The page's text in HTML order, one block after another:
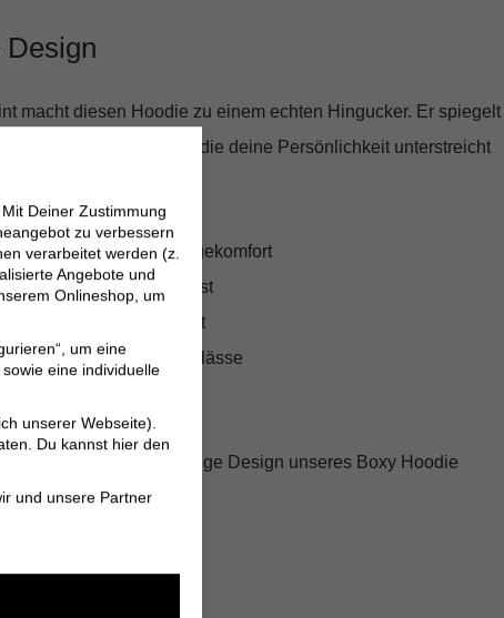
Design
macht diesen Hoodie zu einem echten Hingucker. Er spiegelt
Ästhetik wider, die deine Persönlichkeit unterstreicht
hervorhebt.
für höchsten Tragekomfort
sich jeder Figur anpasst
einzigartigem Fotoprint
für verschiedene Anlässe
und das einzigartige Design unseres Boxy Hoodie
individuellen Stil!
Deiner Zustimmung
zu verbessern
verarbeitet werden (z.
Angebote und
Onlineshop, um
um eine
eine individuelle
unserer Webseite).
Du kannst hier den
und unsere Partner